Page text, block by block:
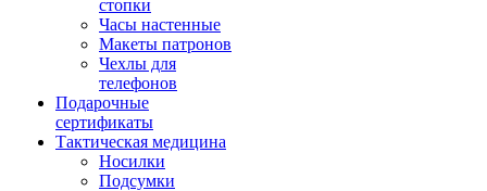
стопки
Часы настенные
Макеты патронов
Чехлы для
телефонов
Подарочные
сертификаты
Тактическая медицина
Носилки
Подсумки